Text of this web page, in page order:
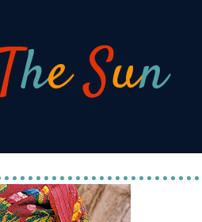
heSun